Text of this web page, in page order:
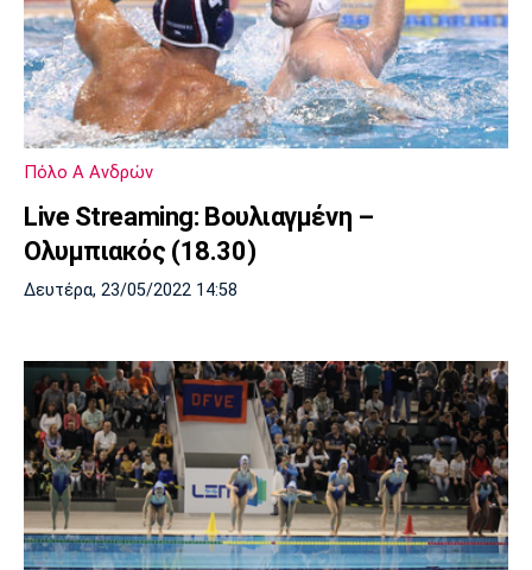
Πόλο Α Ανδρών
Live Streaming: Βουλιαγμένη –
Ολυμπιακός (18.30)
Δευτέρα, 23/05/2022 14:58